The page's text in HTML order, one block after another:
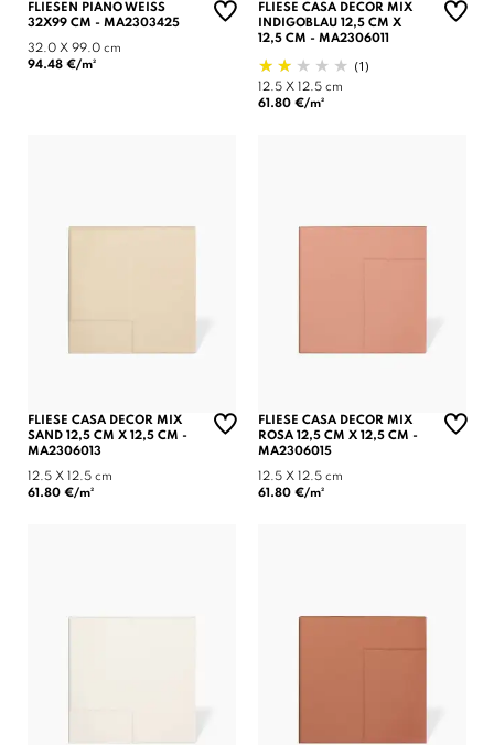
FLIESEN PIANO WEISS
32X99 CM - MA2303425
32.0 X 99.0 cm
94.48 €/m²
FLIESE CASA DECOR MIX
INDIGOBLAU 12,5 CM X
12,5 CM - MA2306011
(1)
12.5 X 12.5 cm
61.80 €/m²
FLIESE CASA DECOR MIX
SAND 12,5 CM X 12,5 CM -
MA2306013
12.5 X 12.5 cm
61.80 €/m²
FLIESE CASA DECOR MIX
ROSA 12,5 CM X 12,5 CM -
MA2306015
12.5 X 12.5 cm
61.80 €/m²